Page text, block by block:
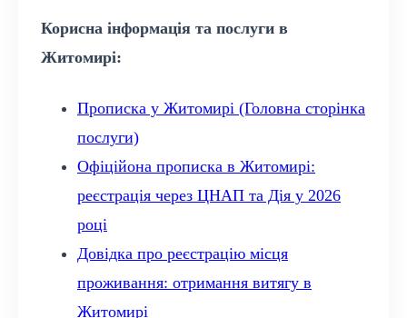
Корисна інформація та послуги в
Житомирі:
Прописка у Житомирі (Головна сторінка
послуги)
Офіційона прописка в Житомирі:
реєстрація через ЦНАП та Дія у 2026
році
Довідка про реєстрацію місця
проживання: отримання витягу в
Житомирі